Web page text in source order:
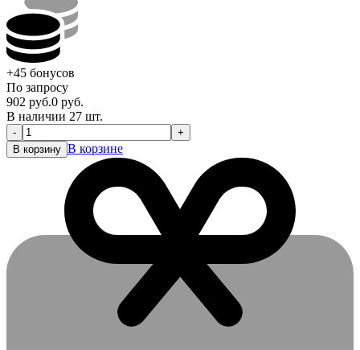
+45 бонусов
По запросу
902 руб.0 руб.
В наличии 27 шт.
-
+
В корзину В корзине